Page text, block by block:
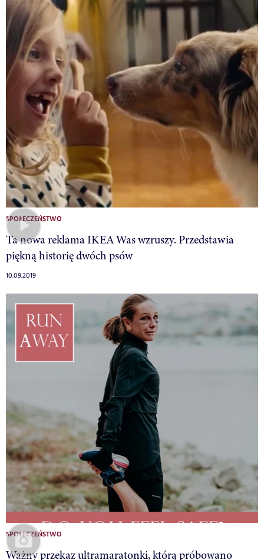
SPOŁECZEŃSTWO
Ta nowa reklama IKEA Was wzruszy. Przedstawia
piękną historię dwóch psów
10.09.2019
SPOŁECZEŃSTWO
Ważny przekaz ultramaratonki, którą próbowano